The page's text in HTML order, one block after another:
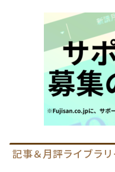
記事＆月評ライブラリ